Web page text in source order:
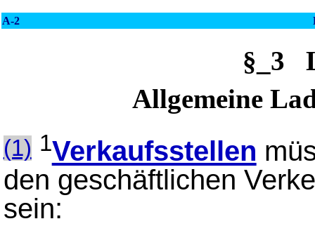
A-2
§_3
Allgemeine
(1) 1Verkaufsstellen
den geschäftlichen
sein: